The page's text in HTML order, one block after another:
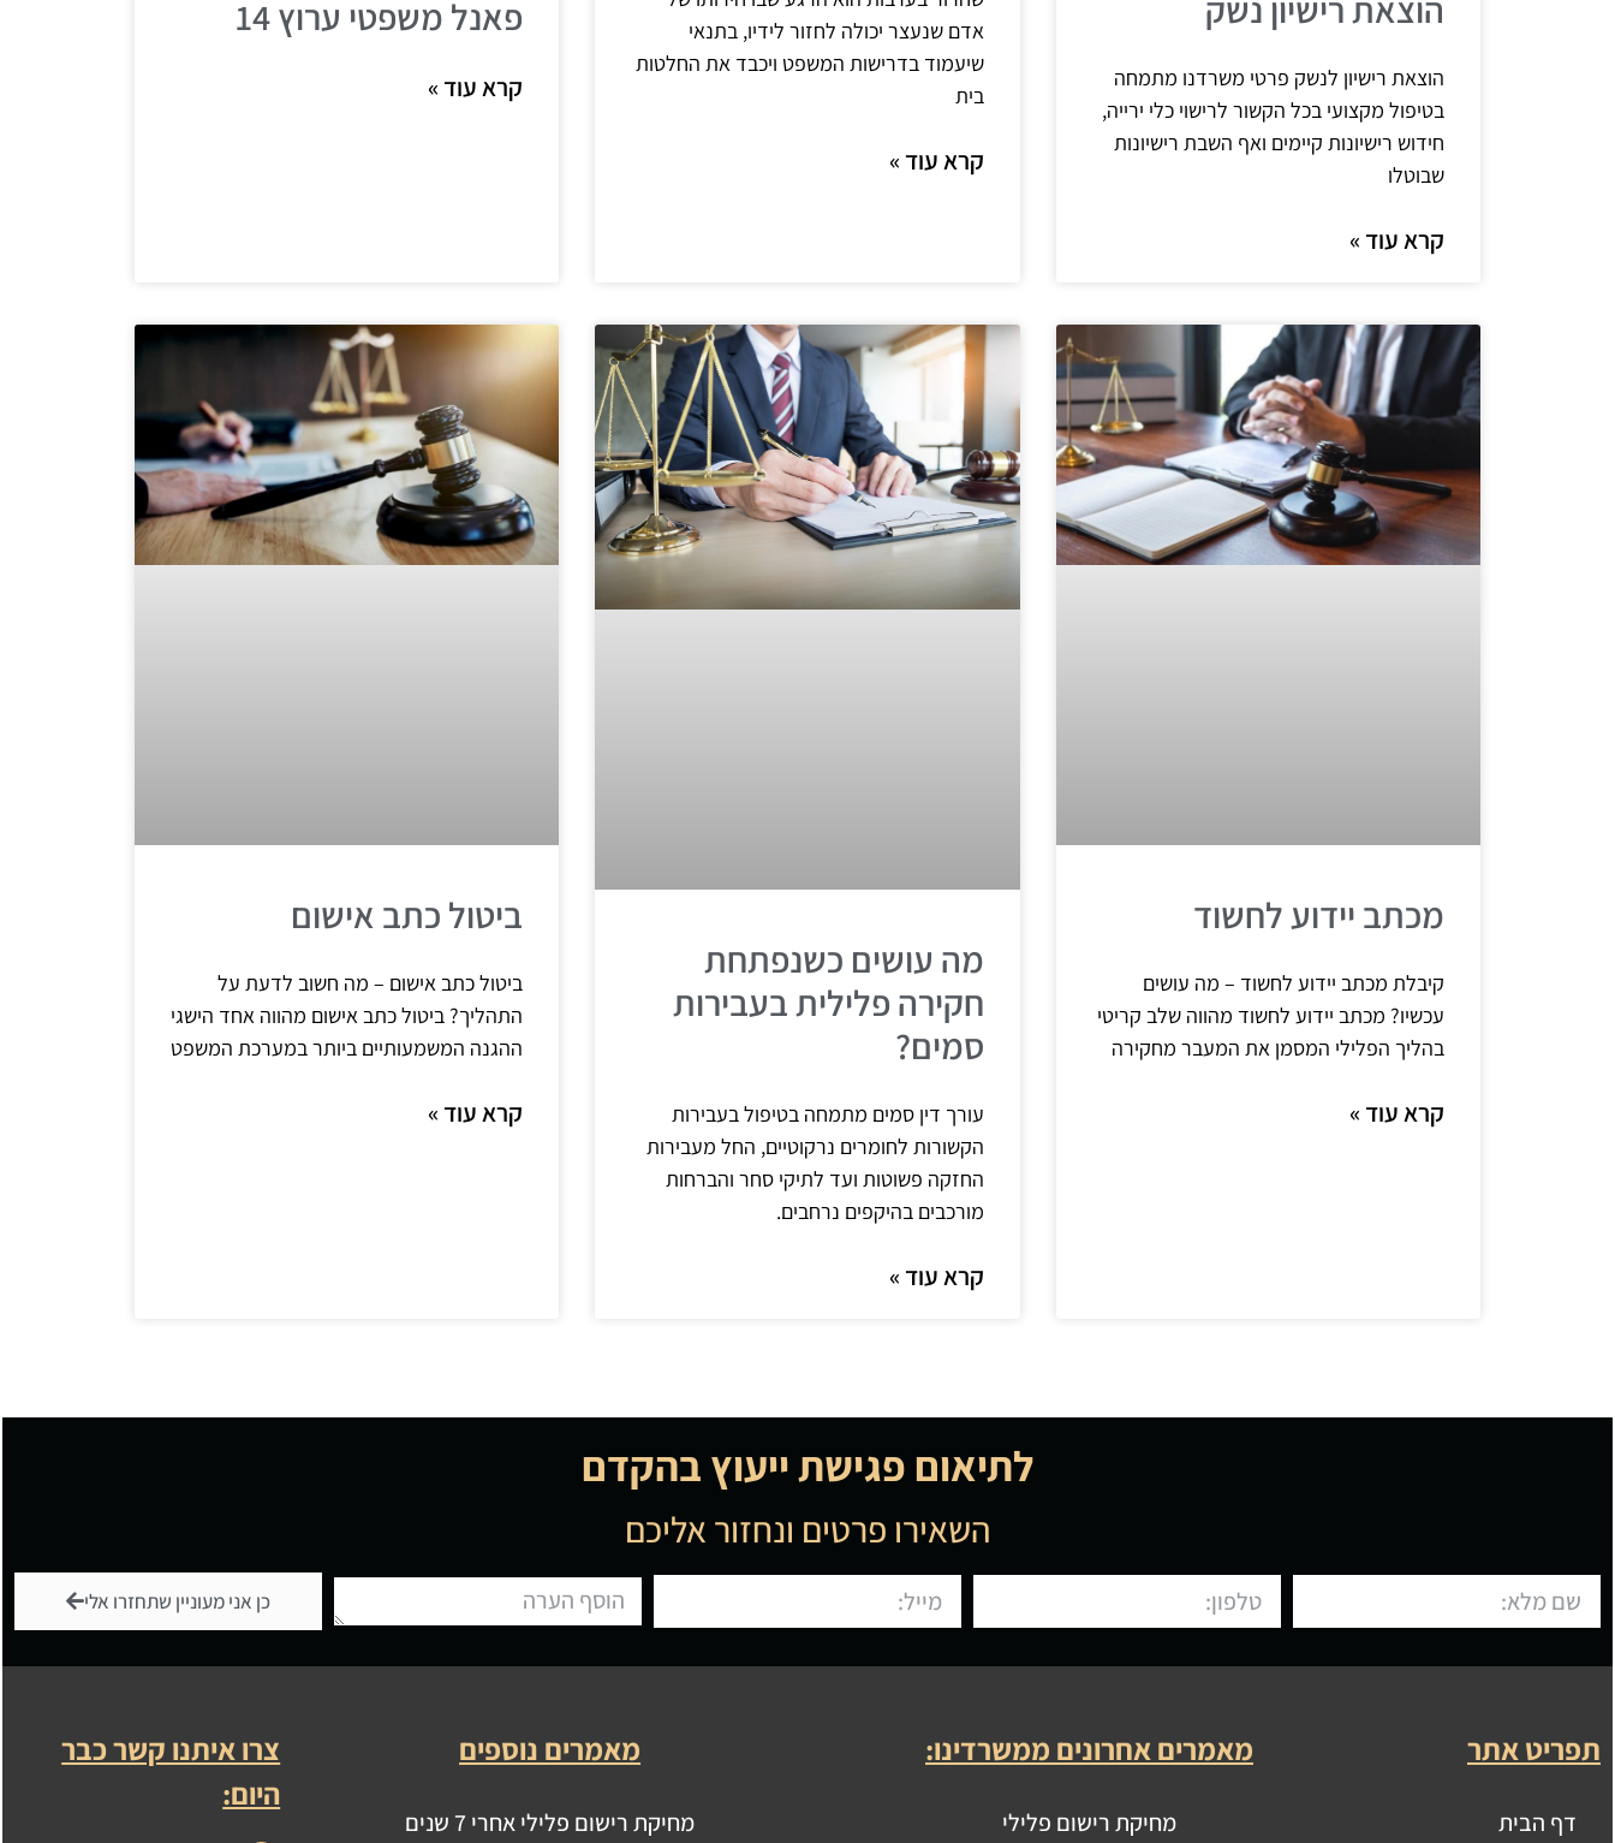
הוצאת רישיון נשק
הוצאת רישיון לנשק פרטי משרדנו מתמחה
בטיפול מקצועי בכל הקשור לרישוי כלי ירייה,
חידוש רישיונות קיימים ואף השבת רישיונות
שבוטלו
קרא עוד »
אדם שנעצר יכולה לחזור לידיו, בתנאי
שיעמוד בדרישות המשפט ויכבד את החלטות
בית
קרא עוד »
פאנל משפטי ערוץ 14
קרא עוד »
מכתב יידוע לחשוד
קיבלת מכתב יידוע לחשוד – מה עושים
עכשיו? מכתב יידוע לחשוד מהווה שלב קריטי
בהליך הפלילי המסמן את המעבר מחקירה
קרא עוד »
מה עושים כשנפתחת
חקירה פלילית בעבירות
סמים?
עורך דין סמים מתמחה בטיפול בעבירות
הקשורות לחומרים נרקוטיים, החל מעבירות
החזקה פשוטות ועד לתיקי סחר והברחות
מורכבים בהיקפים נרחבים.
קרא עוד »
ביטול כתב אישום
ביטול כתב אישום – מה חשוב לדעת על
התהליך? ביטול כתב אישום מהווה אחד הישגי
ההגנה המשמעותיים ביותר במערכת המשפט
קרא עוד »
לתיאום פגישת ייעוץ בהקדם
השאירו פרטים ונחזור אליכם
כן אני מעוניין שתחזרו אלי
תפריט אתר
דף הבית
מאמרים אחרונים ממשרדינו:
מחיקת רישום פלילי
מאמרים נוספים
מחיקת רישום פלילי אחרי 7 שנים
צרו איתנו קשר כבר
היום: